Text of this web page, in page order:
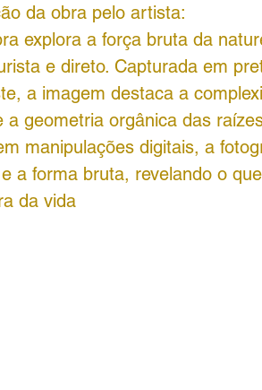
da obra pelo artista:
explora a força bruta da
e direto. Capturada em
a imagem destaca a
a geometria orgânica das
manipulações digitais, a
a forma bruta, revelando o
da vida